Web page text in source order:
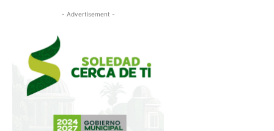
- Advertisement -